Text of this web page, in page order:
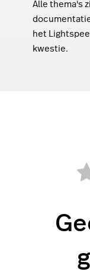
Alle thema's
het
kwestie.